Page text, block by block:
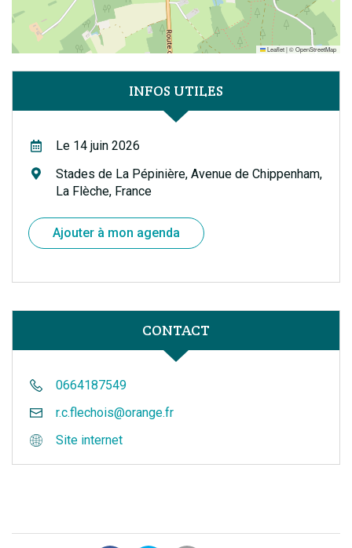
Leaflet|©OpenStreetMap
INFOS UTILES
Le 14 juin 2026
Stades de La Pépinière, Avenue de Chippenham,
La Flèche, France
Ajouter à mon agenda
CONTACT
0664187549
r.c.flechois@orange.fr
Site internet